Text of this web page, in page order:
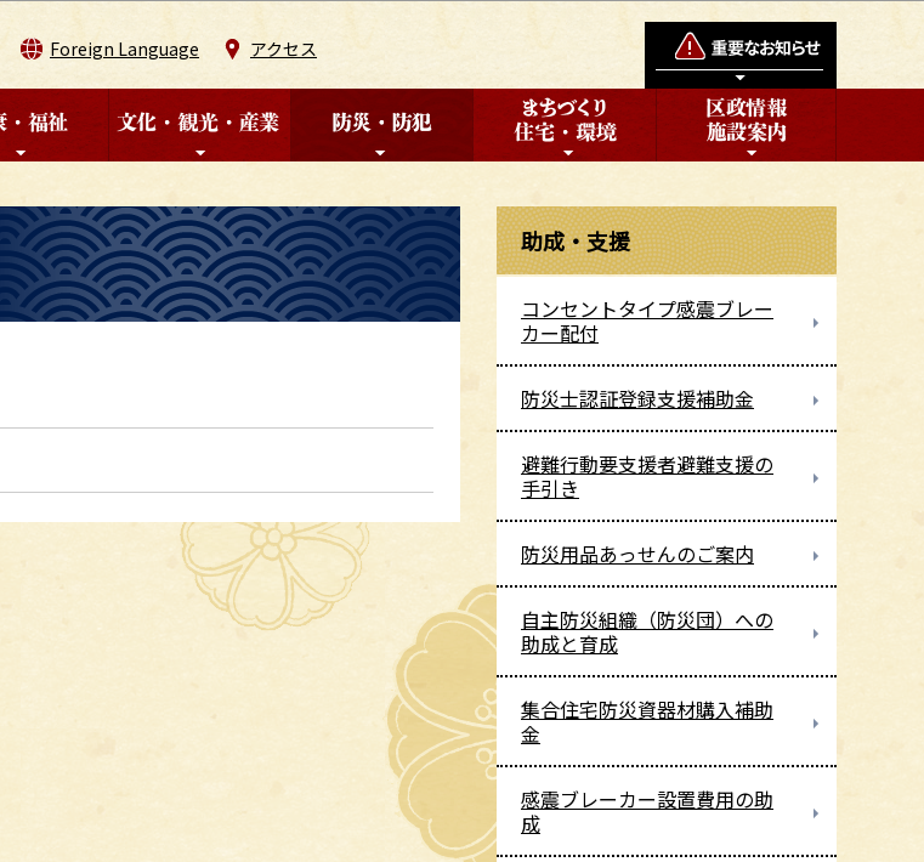
Foreign Language アクセス
助成・支援
コンセントタイプ感震ブレー
カー配付
防災士認証登録支援補助金
避難行動要支援者避難支援の
手引き
防災用品あっせんのご案内
自主防災組織（防災団）への
助成と育成
集合住宅防災資器材購入補助
金
感震ブレーカー設置費用の助
成